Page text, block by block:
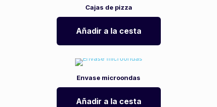
Cajas de pizza
Añadir a la cesta
Envase microondas
Añadir a la cesta